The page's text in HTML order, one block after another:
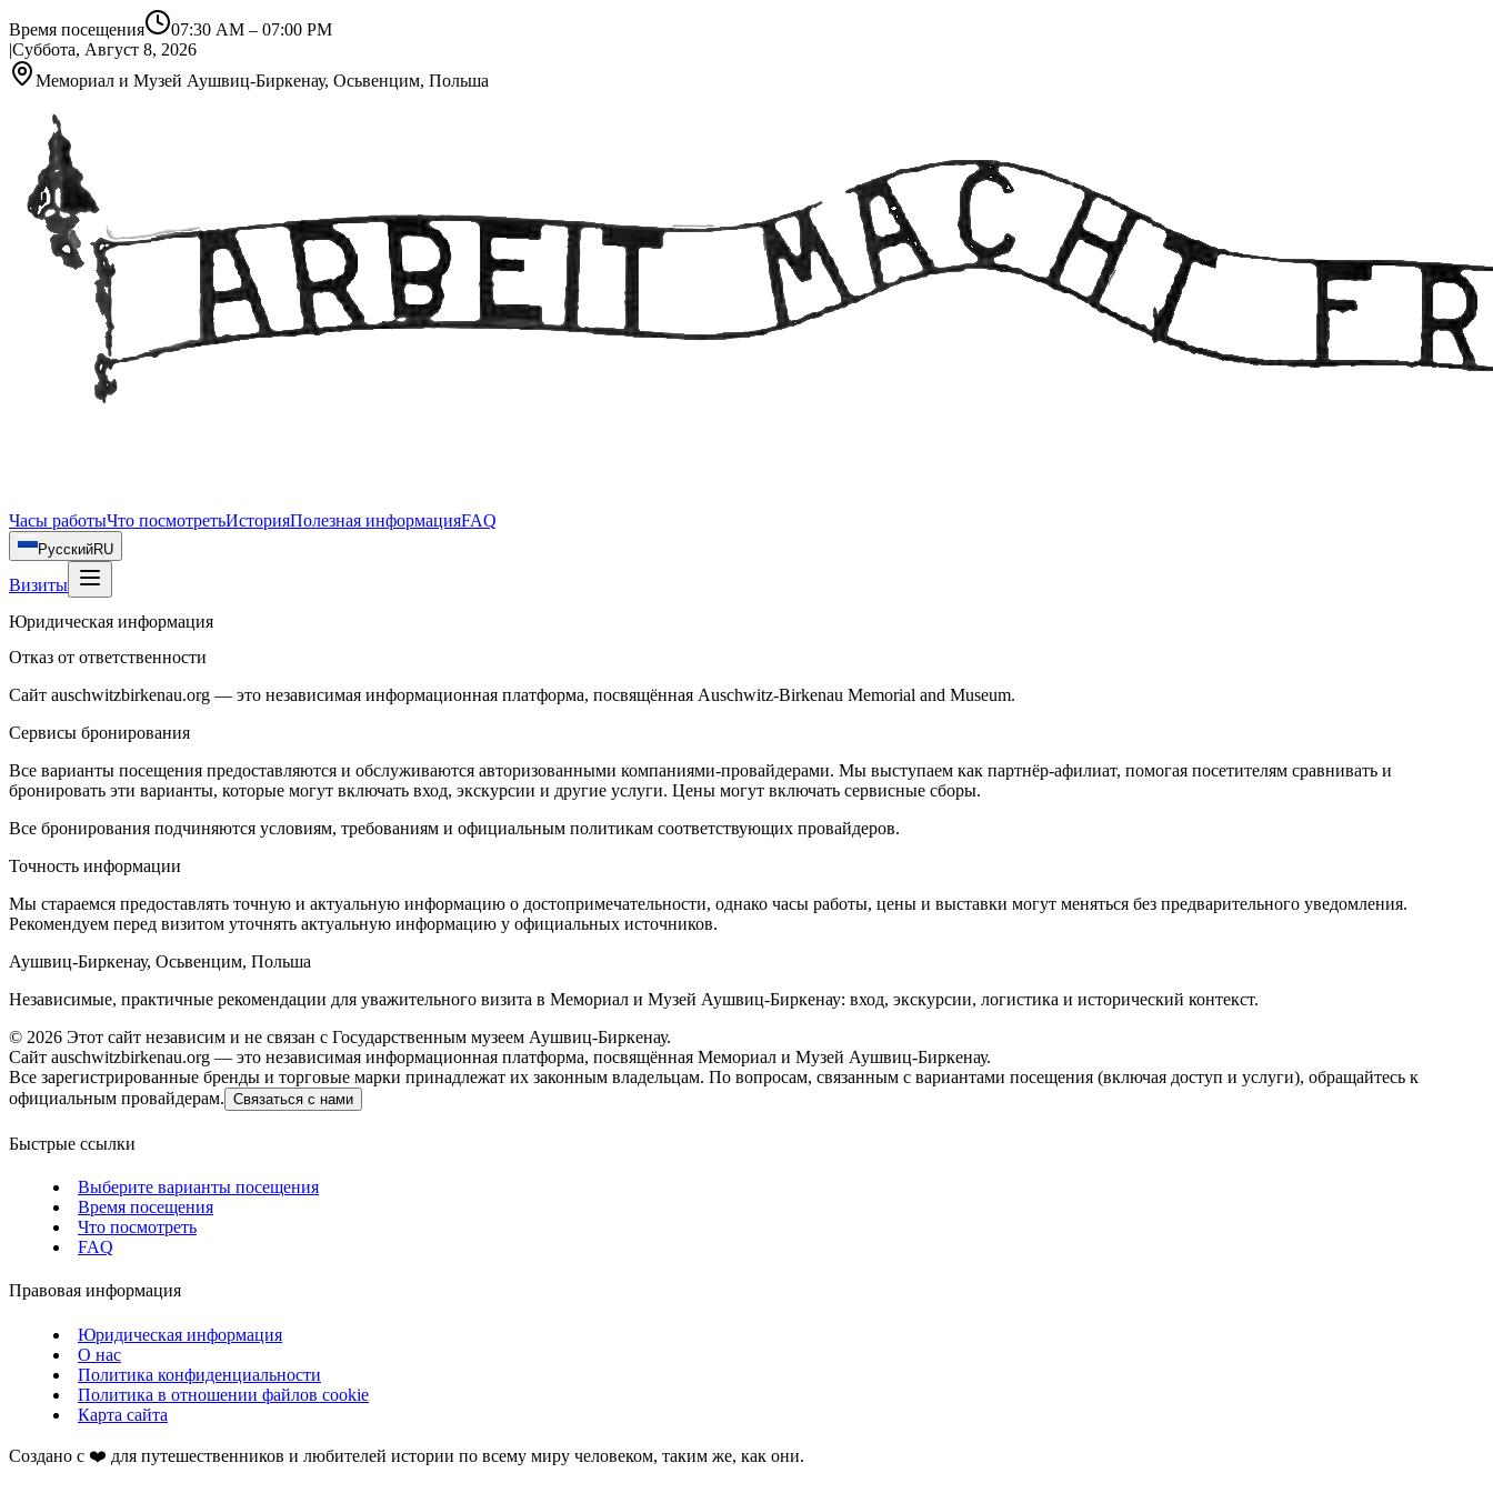
Время посещения 07:30 AM – 07:00 PM
|Суббота, Август 8, 2026
Мемориал и Музей Аушвиц-Биркенау, Осьвенцим, Польша
Часы работыЧто посмотретьИсторияПолезная информацияFAQ
РусскийRU
Визиты
Юридическая информация
Отказ от ответственности
Сайт auschwitzbirkenau.org — это независимая информационная платформа, посвящённая Auschwitz-Birkenau Memorial and Museum.
Сервисы бронирования
Все варианты посещения предоставляются и обслуживаются авторизованными компаниями-провайдерами. Мы выступаем как партнёр-афилиат, помогая посетителям сравнивать и
бронировать эти варианты, которые могут включать вход, экскурсии и другие услуги. Цены могут включать сервисные сборы.
Все бронирования подчиняются условиям, требованиям и официальным политикам соответствующих провайдеров.
Точность информации
Мы стараемся предоставлять точную и актуальную информацию о достопримечательности, однако часы работы, цены и выставки могут меняться без предварительного уведомления.
Рекомендуем перед визитом уточнять актуальную информацию у официальных источников.
Аушвиц-Биркенау, Осьвенцим, Польша
Независимые, практичные рекомендации для уважительного визита в Мемориал и Музей Аушвиц-Биркенау: вход, экскурсии, логистика и исторический контекст.
© 2026 Этот сайт независим и не связан с Государственным музеем Аушвиц-Биркенау.
Сайт auschwitzbirkenau.org — это независимая информационная платформа, посвящённая Мемориал и Музей Аушвиц-Биркенау.
Все зарегистрированные бренды и торговые марки принадлежат их законным владельцам. По вопросам, связанным с вариантами посещения (включая доступ и услуги), обращайтесь к
официальным провайдерам. Связаться с нами
Быстрые ссылки
Выберите варианты посещения
Время посещения
Что посмотреть
FAQ
Правовая информация
Юридическая информация
О нас
Политика конфиденциальности
Политика в отношении файлов cookie
Карта сайта
Создано с ❤️ для путешественников и любителей истории по всему миру человеком, таким же, как они.